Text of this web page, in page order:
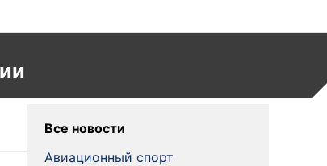
Все новости
Авиационный спорт